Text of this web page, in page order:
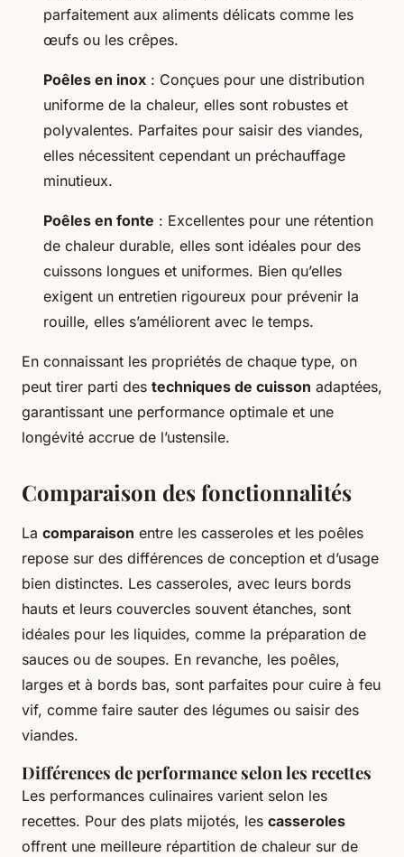
parfaitement aux aliments délicats comme les
œufs ou les crêpes.
Poêles en inox : Conçues pour une distribution
uniforme de la chaleur, elles sont robustes et
polyvalentes. Parfaites pour saisir des viandes,
elles nécessitent cependant un préchauffage
minutieux.
Poêles en fonte : Excellentes pour une rétention
de chaleur durable, elles sont idéales pour des
cuissons longues et uniformes. Bien qu’elles
exigent un entretien rigoureux pour prévenir la
rouille, elles s’améliorent avec le temps.
En connaissant les propriétés de chaque type, on
peut tirer parti des techniques de cuisson adaptées,
garantissant une performance optimale et une
longévité accrue de l’ustensile.
Comparaison des fonctionnalités
La comparaison entre les casseroles et les poêles
repose sur des différences de conception et d’usage
bien distinctes. Les casseroles, avec leurs bords
hauts et leurs couvercles souvent étanches, sont
idéales pour les liquides, comme la préparation de
sauces ou de soupes. En revanche, les poêles,
larges et à bords bas, sont parfaites pour cuire à feu
vif, comme faire sauter des légumes ou saisir des
viandes.
Différences de performance selon les recettes
Les performances culinaires varient selon les
recettes. Pour des plats mijotés, les casseroles
offrent une meilleure répartition de chaleur sur de